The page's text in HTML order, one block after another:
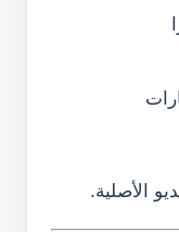
الأصلية.